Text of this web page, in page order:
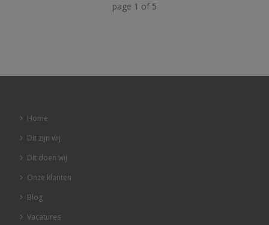
page 1 of 5
Home
Dit zijn wij
Dit doen wij
Onze klanten
Blog
Vacatures